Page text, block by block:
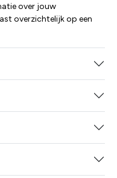
over jouw
overzichtelijk op een